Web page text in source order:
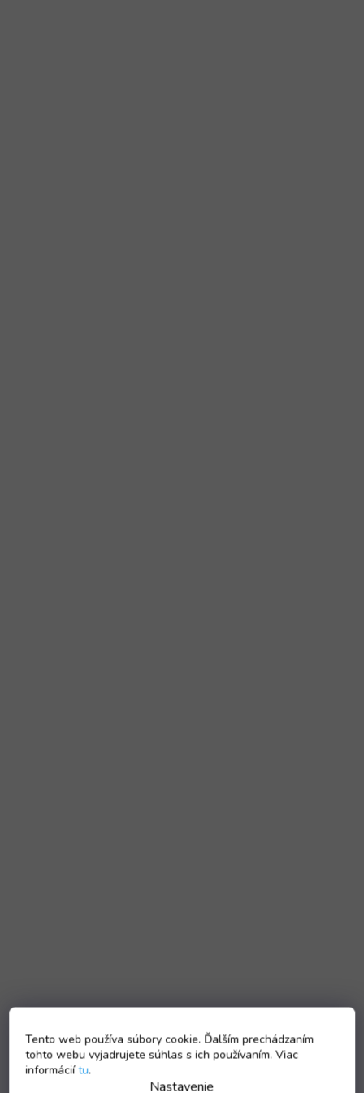
Tento web používa súbory cookie. Ďalším prechádzaním
tohto webu vyjadrujete súhlas s ich používaním. Viac
informáciítu.
Nastavenie